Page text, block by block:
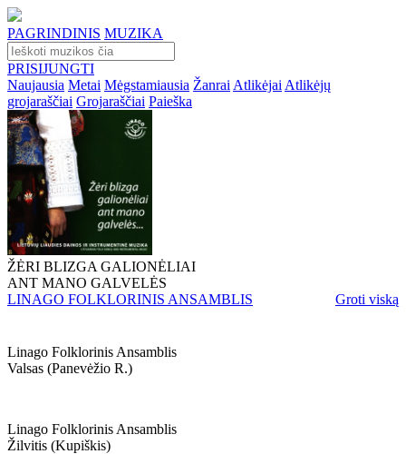
PAGRINDINIS MUZIKA
PRISIJUNGTI
Naujausia Metai Mėgstamiausia Žanrai Atlikėjai Atlikėjų
grojaraščiai Grojaraščiai Paieška
ŽĖRI BLIZGA GALIONĖLIAI
ANT MANO GALVELĖS
LINAGO FOLKLORINIS ANSAMBLIS
Groti viską
Linago Folklorinis Ansamblis
Valsas (panevėžio R.)
Linago Folklorinis Ansamblis
Žilvitis (kupiškis)